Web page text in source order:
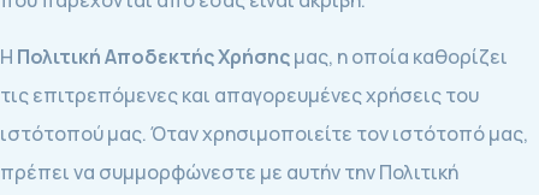
Η Πολιτική Αποδεκτής Χρήσηςμας, η οποία καθορίζει
τις επιτρεπόμενες και απαγορευμένες χρήσεις του
ιστότοπού μας. Όταν χρησιμοποιείτε τον ιστότοπό μας,
πρέπει να συμμορφώνεστε με αυτήν την Πολιτική